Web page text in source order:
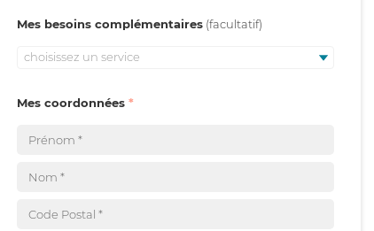
Mes besoins complémentaires
choisissez un service
Mes coordonnées